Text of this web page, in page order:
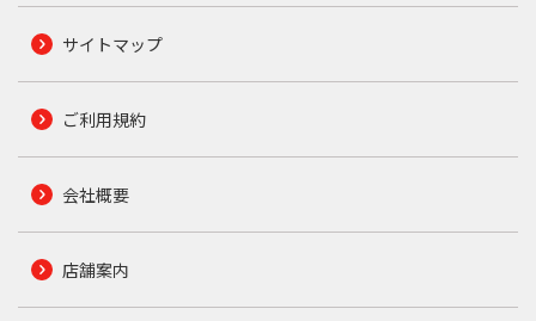
サイトマップ
ご利用規約
会社概要
店舗案内